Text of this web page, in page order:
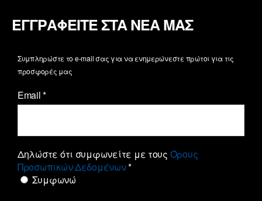
ΕΓΓΡΑΦΕΙΤΕ ΣΤΑ ΝΕΑ ΜΑΣ
Συμπληρώστε το e-mail σας για να ενημερώνεστε πρώτοι για τις
προσφορές μας
Email*
Δηλώστε ότι συμφωνείτε με τους Όρους
Προσωπικών Δεδομένων*
Συμφωνώ